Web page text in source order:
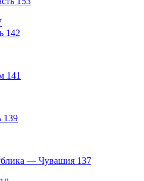
142
141
139
— Чувашия 137